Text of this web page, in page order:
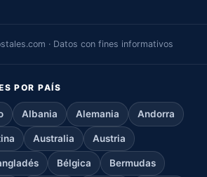
· Datos con fines informativos
POR PAÍS
Albania Alemania Andorra
Australia Austria
Bélgica Bermudas